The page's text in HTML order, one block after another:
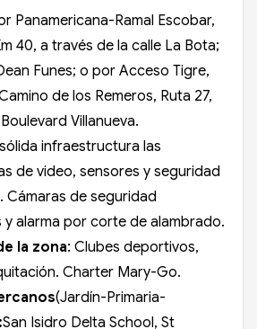
Panamericana-Ramal Escobar,
40, a través de la calle La Bota;
Funes; o por Acceso Tigre,
de los Remeros, Ruta 27,
Villanueva.
infraestructura las
de video, sensores y seguridad
Cámaras de seguridad
y alarma por corte de alambrado.
la zona: Clubes deportivos,
Charter Mary-Go.
(Jardín-Primaria-
:San Isidro Delta School, St